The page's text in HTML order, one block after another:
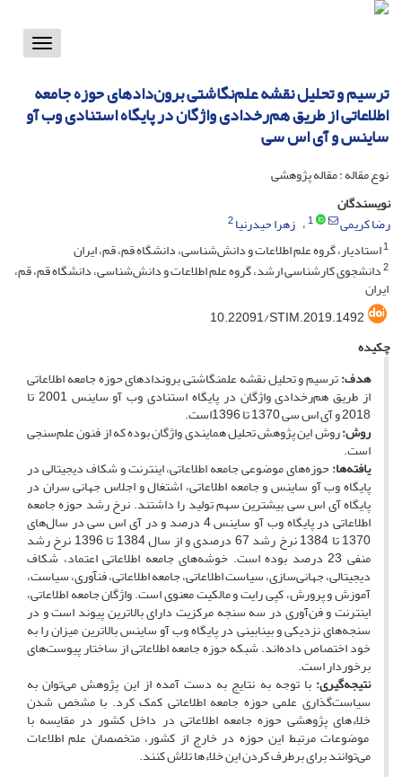
Toggle
ترسیم و تحلیل نقشه علم‌نگاشتی برون‌دادهای حوزه جامعه
اطلاعاتی از طریق هم‌رخدادی واژگان در پایگاه استنادی وب آو
ساینس و آی اس سی
نوع مقاله : مقاله پژوهشی
نویسندگان
رضا کریمی
1 زهرا حیدرنیا2
1استادیار، گروه علم اطلاعات و دانش‌شناسی، دانشگاه قم، قم، ایران
2دانشجوی کارشناسی ارشد، گروه علم اطلاعات و دانش‌شناسی، دانشگاه قم، قم،
ایران
10.22091/STIM.2019.1492
چکیده
هدف:ترسیم و تحلیل نقشه علم­نگاشتی برون­دادهای حوزه جامعه اطلاعاتی
از طریق هم­‌رخدادی واژگان در پایگاه استنادی وب آو ساینس 2001 تا
2018 و آی اس سی 1370 تا 1396است.
روش:روش این پژوهش تحلیل همایندی واژگان بوده که از فنون علم‌سنجی
است.
یافته­‌ها:حوزه­‌های موضوعی جامعه اطلاعاتی، اینترنت و شکاف دیجیتالی در
پایگاه وب آو ساینس و جامعه اطلاعاتی، اشتغال و اجلاس جهانی سران در
پایگاه آی اس سی بیشترین سهم تولید را داشتند. نرخ رشد حوزه جامعه
اطلاعاتی در پایگاه وب آو ساینس 4 درصد و در آی اس سی در سال‌­های
1370 تا 1384 نرخ رشد 67 درصدی و از سال 1384 تا 1396 نرخ رشد
منفی 23 درصد بوده است. خوشه‌های جامعه اطلاعاتی اعتماد، شکاف
دیجیتالی، جهانی‌سازی، سیاست اطلاعاتی، جامعه اطلاعاتی، فن­آوری، سیاست،
آموزش و پرورش، کپی رایت و مالکیت معنوی است. واژگان جامعه اطلاعاتی،
اینترنت و فن‌آوری در سه سنجه­ مرکزیت دارای بالاترین پیوند است و در
سنجه­‌های نزدیکی و بینابینی در پایگاه وب آو ساینس بالاترین میزان را به
خود اختصاص داده‌­اند. شبکه­ حوزه­ جامعه اطلاعاتی از ساختار پیوست‌ه­ای
برخوردار است.
نتیجه‌گیری: با توجه به نتایج به دست آمده از این پژوهش می‌توان به
سیاست‌گذاری علمی حوزه جامعه اطلاعاتی کمک کرد. با مشخص شدن
خلاءهای پژوهشی حوزه جامعه اطلاعاتی در داخل کشور در مقایسه با
موضوعات مرتبط این حوزه در خارج از کشور، متخصصان علم اطلاعات
می‌توانند برای برطرف کردن این خلاء‌ها تلاش کنند.